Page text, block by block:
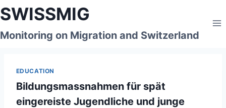
Skip
to
content
SWISSMIG
Monitoring on Migration and Switzerland
EDUCATION
Bildungsmassnahmen für spät
eingereiste Jugendliche und junge